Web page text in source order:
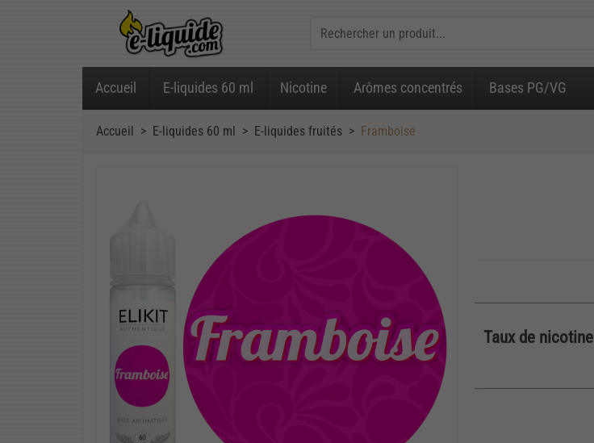
Accueil E-liquides 60 ml Nicotine Arômes concentrés Bases PG/VG
Accueil E-liquides 60 ml E-liquides fruités Framboise
Taux de nicotine